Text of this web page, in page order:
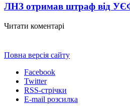
ЛНЗ отримав штраф від
Читати коментарі
Повна версія сайту
Facebook
Twitter
RSS-стрічки
E-mail розсилка